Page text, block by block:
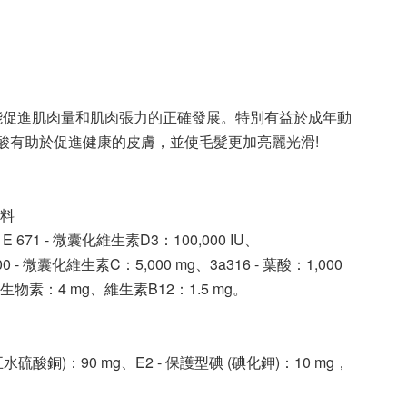
進肌肉量和肌肉張力的正確發展。特別有益於成年動
助於促進健康的皮膚，並使毛髮更加亮麗光滑!
- 微囊化維生素D3：100,000 IU、
- 微囊化維生素C：5,000 mg、3a316 - 葉酸：1,000
素：4 mg、維生素B12：1.5 mg。
硫酸銅)：90 mg、E2 - 保護型碘 (碘化鉀)：10 mg，